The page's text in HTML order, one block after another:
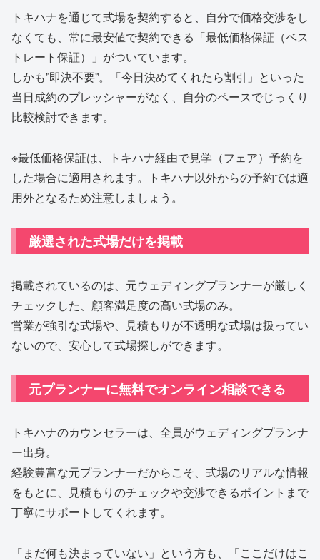
トキハナを通じて式場を契約すると、自分で価格交渉をし
なくても、常に最安値で契約できる「最低価格保証（ベス
トレート保証）」がついています。
しかも”即決不要”。「今日決めてくれたら割引」といった
当日成約のプレッシャーがなく、自分のペースでじっくり
比較検討できます。
※最低価格保証は、トキハナ経由で見学（フェア）予約を
した場合に適用されます。トキハナ以外からの予約では適
用外となるため注意しましょう。
厳選された式場だけを掲載
掲載されているのは、元ウェディングプランナーが厳しく
チェックした、顧客満足度の高い式場のみ。
営業が強引な式場や、見積もりが不透明な式場は扱ってい
ないので、安心して式場探しができます。
元プランナーに無料でオンライン相談できる
トキハナのカウンセラーは、全員がウェディングプランナ
ー出身。
経験豊富な元プランナーだからこそ、式場のリアルな情報
をもとに、見積もりのチェックや交渉できるポイントまで
丁寧にサポートしてくれます。
「まだ何も決まっていない」という方も、「ここだけはこ